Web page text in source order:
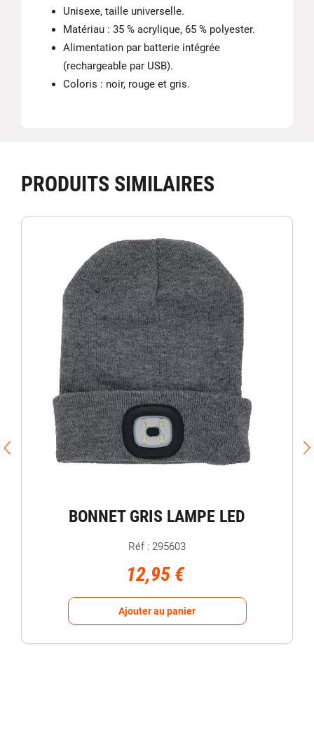
Unisexe, taille universelle.
Matériau : 35 % acrylique, 65 % polyester.
Alimentation par batterie intégrée
(rechargeable par USB).
Coloris : noir, rouge et gris.
PRODUITS SIMILAIRES
BONNET GRIS LAMPE LED
Réf : 295603
12,95 €
Ajouter au panier